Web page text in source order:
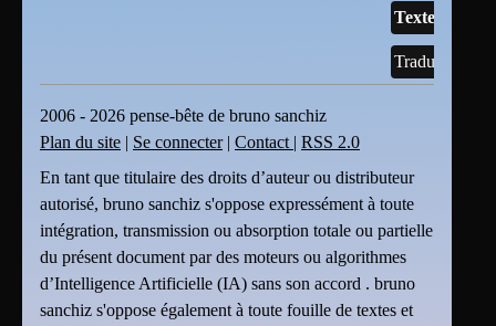
Textes
Traductions
2006 - 2026 pense-bête de bruno sanchiz
Plan du site | Se connecter| Contact | RSS 2.0
En tant que titulaire des droits d’auteur ou distributeur
autorisé, bruno sanchiz s'oppose expressément à toute
intégration, transmission ou absorption totale ou partielle
du présent document par des moteurs ou algorithmes
d’Intelligence Artificielle (IA) sans son accord . bruno
sanchiz s'oppose également à toute fouille de textes et